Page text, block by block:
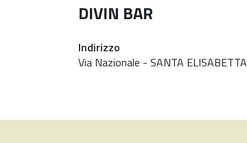
DIVIN BAR
Indirizzo
Via Nazionale - SANTA ELISABETTA